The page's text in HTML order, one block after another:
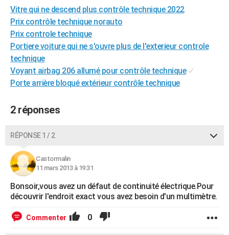
COPAINS D'AVANT
S'inscrire
Se connecter
Lycées
Collèges
Primaires
Universités
Entreprises
Service militaire
Avis de recherche
AVIS DE DÉCÈS
FORUM
Bricolage
Lifestyle
Culture
Sport
Auto
Television
Voyage
Cinema
Vitre qui ne descend plus contrôle technique 2022
Prix contrôle technique norauto
Prix controle technique
Portiere voiture qui ne s'ouvre plus de l'exterieur controle
technique
Voyant airbag 206 allumé pour contrôle technique ✓
Porte arrière bloqué extérieur contrôle technique
2 réponses
RÉPONSE 1 / 2
Castormalin
11 mars 2013 à 19:31
Bonsoir,vous avez un défaut de continuité électrique.Pour
découvrir l'endroit exact vous avez besoin d'un multimètre.
Commenter 0